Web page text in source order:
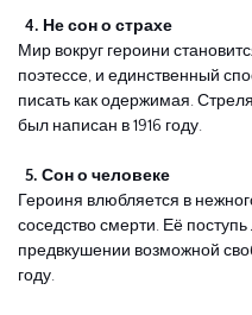
4. Не сон о страхе
Мир вокруг героини
поэтессе, и единственный
писать как одержимая.
был написан в 1916 году.
5. Сон о человеке
Героиня влюбляется в
соседство смерти. Её
предвкушении возможной
году.